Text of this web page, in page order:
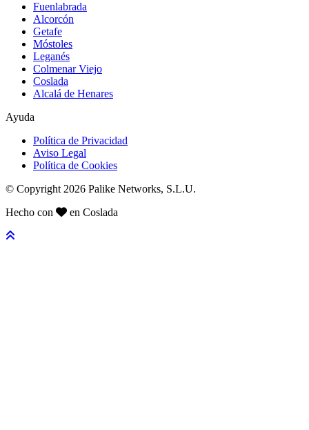
Fuenlabrada
Alcorcón
Getafe
Móstoles
Leganés
Colmenar Viejo
Coslada
Alcalá de Henares
Ayuda
Política de Privacidad
Aviso Legal
Política de Cookies
© Copyright 2026 Palike Networks, S.L.U.
Hecho con
en Coslada